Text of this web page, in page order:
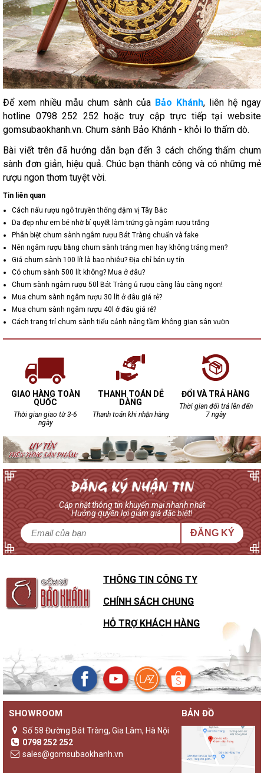
Để xem nhiều mẫu chum sành của Bảo Khánh, liên hệ ngay
hotline 0798 252 252 hoặc truy cập trực tiếp tại website
gomsubaokhanh.vn. Chum sành Bảo Khánh - khỏi lo thấm dò.
Bài viết trên đã hướng dẫn bạn đến 3 cách chống thấm chum
sành đơn giản, hiệu quả. Chúc bạn thành công và có những mẻ
rượu ngon thơm tuyệt vời.
Tin liên quan
Cách nấu rượu ngô truyền thống đậm vị Tây Bắc
Da đẹp như em bé nhờ bí quyết làm trứng gà ngâm rượu trắng
Phân biệt chum sành ngâm rượu Bát Tràng chuẩn và fake
Nên ngâm rượu bằng chum sành tráng men hay không tráng men?
Giá chum sành 100 lít là bao nhiêu? Địa chỉ bán uy tín
Có chum sành 500 lít không? Mua ở đâu?
Chum sành ngâm rượu 50l Bát Tràng ủ rượu càng lâu càng ngon!
Mua chum sành ngâm rượu 30 lít ở đâu giá rẻ?
Mua chum sành ngâm rượu 40l ở đâu giá rẻ?
Cách trang trí chum sành tiểu cảnh nâng tầm không gian sân vườn
GIAO HÀNG TOÀN
QUỐC
Thời gian giao từ 3-6
ngày
THANH TOÁN DỄ
DÀNG
Thanh toán khi nhận hàng
ĐỔI VÀ TRẢ HÀNG
Thời gian đổi trả lên đến
7 ngày
Cập nhật thông tin khuyến mại nhanh nhất
Hưởng quyền lợi giảm giá đặc biệt!
ĐĂNG KÝ
THÔNG TIN CÔNG TY
CHÍNH SÁCH CHUNG
HỖ TRỢ KHÁCH HÀNG
SHOWROOM
Số 58 Đường Bát Tràng, Gia Lâm, Hà Nội
0798 252 252
sales@gomsubaokhanh.vn
BẢN ĐỒ